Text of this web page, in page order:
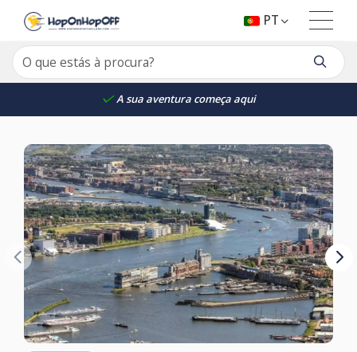
A sua aventura começa aqui
PT